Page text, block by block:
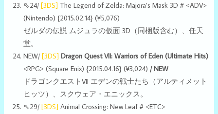
⇖24/ [3DS] The Legend of Zelda: Majora’s Mask 3D # <ADV>
(Nintendo) {2015.02.14} (¥5,076)
ゼルダの伝説 ムジュラの仮面 3D（同梱版含む）、任天
堂。
NEW/ [3DS] Dragon Quest VII: Warriors of Eden (Ultimate Hits)
<RPG> (Square Enix) {2015.04.16} (¥3,024) / NEW
ドラゴンクエストVII エデンの戦士たち（アルティメット
ヒッツ）、スクウェア・エニックス。
⇖29/ [3DS] Animal Crossing: New Leaf # <ETC>